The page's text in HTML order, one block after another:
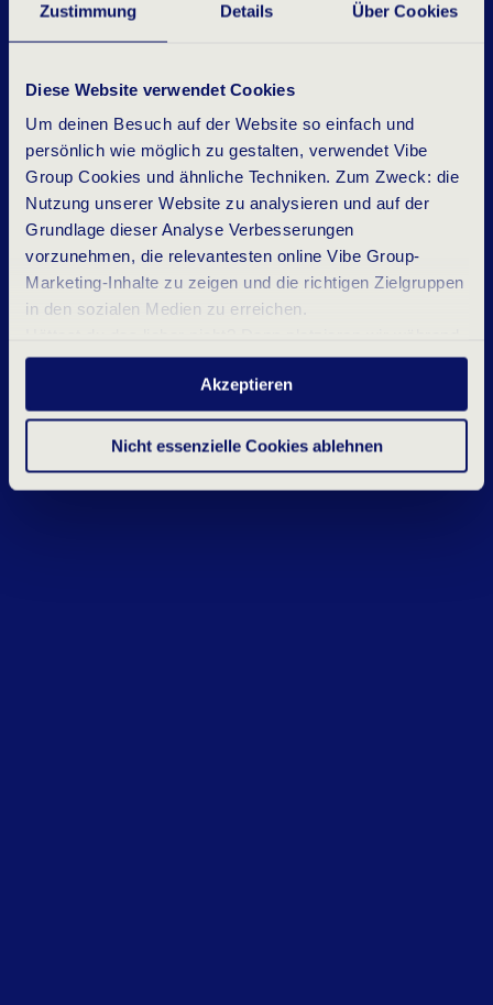
Zustimmung Details Über Cookies
Diese Website verwendet Cookies
Um deinen Besuch auf der Website so einfach und
persönlich wie möglich zu gestalten, verwendet Vibe
Group Cookies und ähnliche Techniken. Zum Zweck: die
Nutzung unserer Website zu analysieren und auf der
Grundlage dieser Analyse Verbesserungen
vorzunehmen, die relevantesten online Vibe Group-
Marketing-Inhalte zu zeigen und die richtigen Zielgruppen
in den sozialen Medien zu erreichen.
deines Besuchs nur wesentliche und statistische
Cookies. Möchtest du mehr wissen? Klicke oben auf
„Details“ oder lies unserDatenschutzerklärung.
Akzeptieren
Nicht essenzielle Cookies ablehnen